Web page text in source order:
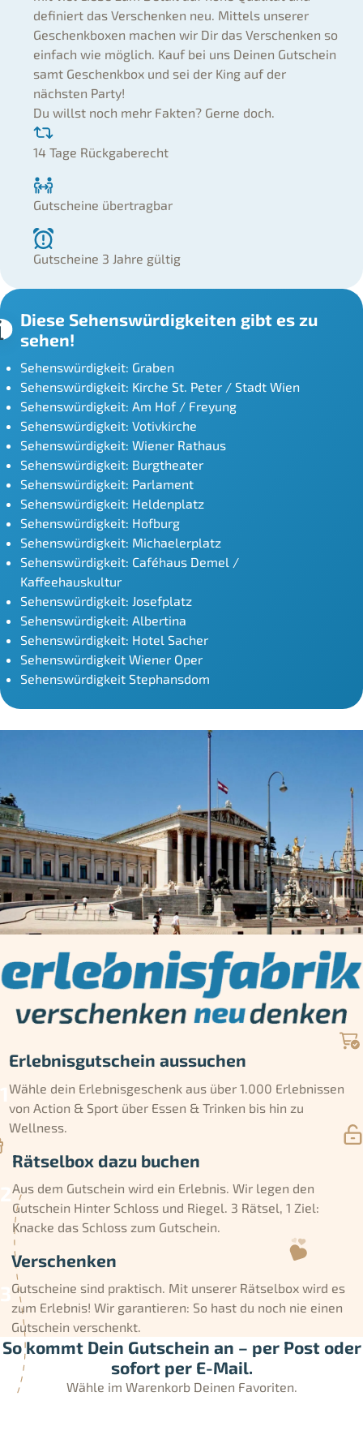
definiert das Verschenken neu. Mittels unserer
Geschenkboxen machen wir Dir das Verschenken so
einfach wie möglich. Kauf bei uns Deinen Gutschein
samt Geschenkbox und sei der King auf der
nächsten Party!
Du willst noch mehr Fakten? Gerne doch.
14 Tage Rückgaberecht
Gutscheine übertragbar
Gutscheine 3 Jahre gültig
Diese Sehenswürdigkeiten gibt es zu
sehen!
Sehenswürdigkeit: Graben
Sehenswürdigkeit: Kirche St. Peter / Stadt Wien
Sehenswürdigkeit: Am Hof / Freyung
Sehenswürdigkeit: Votivkirche
Sehenswürdigkeit: Wiener Rathaus
Sehenswürdigkeit: Burgtheater
Sehenswürdigkeit: Parlament
Sehenswürdigkeit: Heldenplatz
Sehenswürdigkeit: Hofburg
Sehenswürdigkeit: Michaelerplatz
Sehenswürdigkeit: Caféhaus Demel /
Kaffeehauskultur
Sehenswürdigkeit: Josefplatz
Sehenswürdigkeit: Albertina
Sehenswürdigkeit: Hotel Sacher
Sehenswürdigkeit Wiener Oper
Sehenswürdigkeit Stephansdom
Erlebnisgutschein aussuchen
Wähle dein Erlebnisgeschenk aus über 1.000 Erlebnissen
von Action & Sport über Essen & Trinken bis hin zu
Wellness.
Rätselbox dazu buchen
Aus dem Gutschein wird ein Erlebnis. Wir legen den
Gutschein Hinter Schloss und Riegel. 3 Rätsel, 1 Ziel:
Knacke das Schloss zum Gutschein.
Verschenken
Gutscheine sind praktisch. Mit unserer Rätselbox wird es
zum Erlebnis! Wir garantieren: So hast du noch nie einen
Gutschein verschenkt.
So kommt Dein Gutschein an – per Post oder
sofort per E-Mail.
Wähle im Warenkorb Deinen Favoriten.